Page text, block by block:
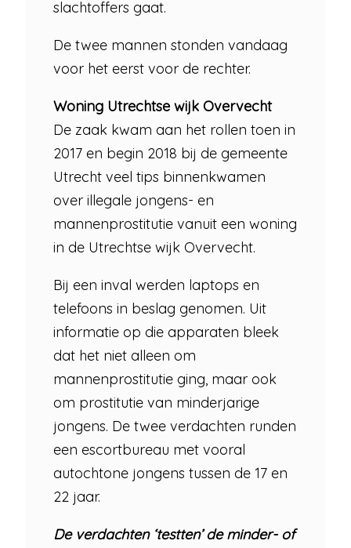
slachtoffers gaat.
De twee mannen stonden vandaag
voor het eerst voor de rechter.
Woning Utrechtse wijk Overvecht
De zaak kwam aan het rollen toen in
2017 en begin 2018 bij de gemeente
Utrecht veel tips binnenkwamen
over illegale jongens- en
mannenprostitutie vanuit een woning
in de Utrechtse wijk Overvecht.
Bij een inval werden laptops en
telefoons in beslag genomen. Uit
informatie op die apparaten bleek
dat het niet alleen om
mannenprostitutie ging, maar ook
om prostitutie van minderjarige
jongens. De twee verdachten runden
een escortbureau met vooral
autochtone jongens tussen de 17 en
22 jaar.
De verdachten ‘testten’ de minder- of